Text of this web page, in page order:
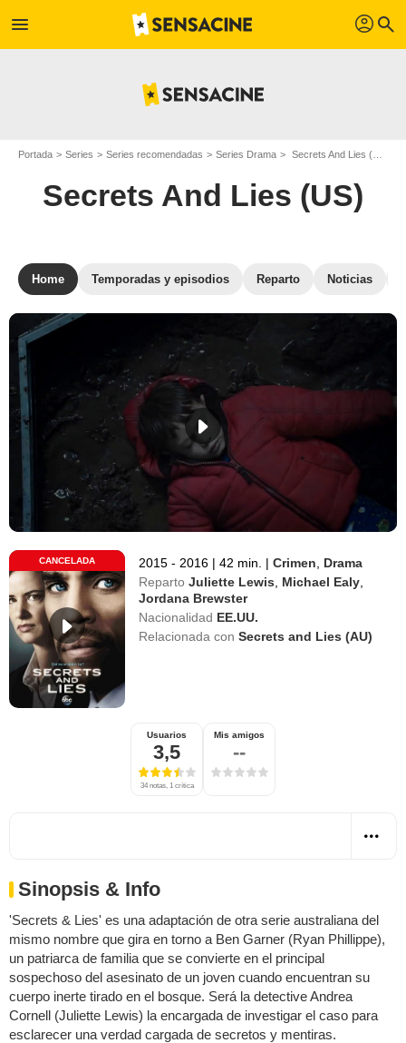
menu profil search
Portada Series Series recomendadas Series Drama Secrets And Lies (US)
Secrets And Lies (US)
Home Temporadas y episodios Reparto Noticias
CANCELADA 2015 - 2016 | 42 min. | Crimen
Drama
Reparto Juliette Lewis Michael Ealy
Jordana Brewster
Nacionalidad EE.UU.
Relacionada con Secrets and Lies (AU)
Usuarios
3,5
34 notas, 1 crítica
Mis amigos
--
Sinopsis & Info
'Secrets & Lies' es una adaptación de otra serie australiana del
mismo nombre que gira en torno a Ben Garner (Ryan Phillippe),
un patriarca de familia que se convierte en el principal
sospechoso del asesinato de un joven cuando encuentran su
cuerpo inerte tirado en el bosque. Será la detective Andrea
Cornell (Juliette Lewis) la encargada de investigar el caso para
esclarecer una verdad cargada de secretos y mentiras.